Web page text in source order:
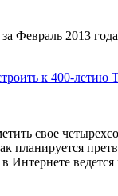
Февраль 2013 года
к 400-летию
свое
планируется
Интернете